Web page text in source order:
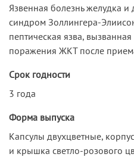
Язвенная болезнь желудка
синдром Золлингера-
пептическая язва,
поражения ЖКТ после
Срок годности
3 года
Форма выпуска
Капсулы двухцветные,
и крышка светло-розового